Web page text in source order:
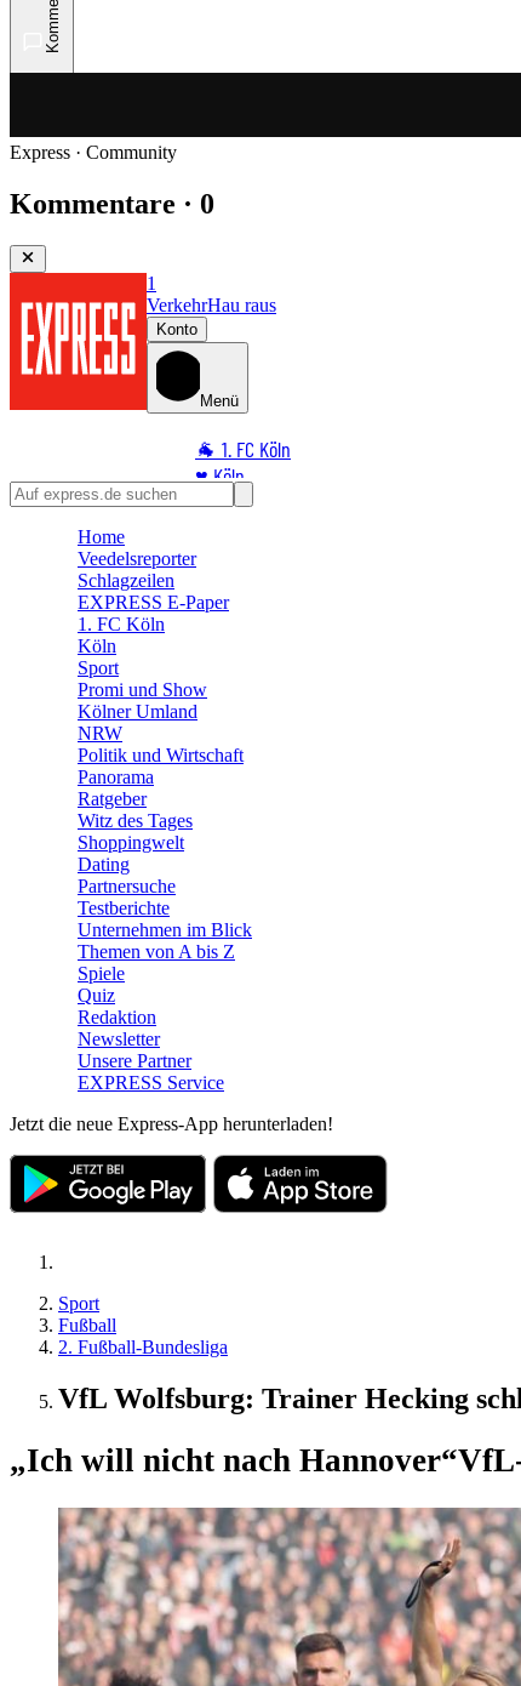
Express · Community
Kommentare · 0
1
VerkehrHau raus
Konto
Menü
🐐 1. FC Köln
♥️ Köln
⭐ Promi
🛒 Shoppingwelt
🧩 Spiele
Home
Veedelsreporter
Schlagzeilen
EXPRESS E-Paper
1. FC Köln
Köln
Sport
Promi und Show
Kölner Umland
NRW
Politik und Wirtschaft
Panorama
Ratgeber
Witz des Tages
Shoppingwelt
Dating
Partnersuche
Testberichte
Unternehmen im Blick
Themen von A bis Z
Spiele
Quiz
Redaktion
Newsletter
Unsere Partner
EXPRESS Service
Jetzt die neue Express-App herunterladen!
Sport
Fußball
2. Fußball-Bundesliga
VfL Wolfsburg: Trainer Hecking
„Ich will nicht nach Hannover“